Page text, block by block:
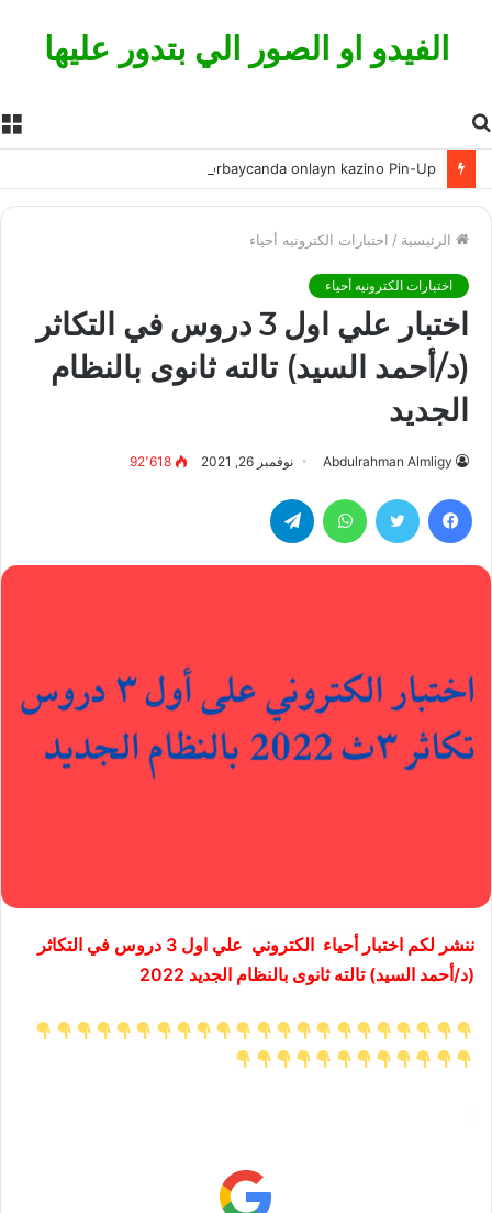
الفيدو او الصور الي بتدور عليها
عن
Pin Up Casino – Azərbaycanda onlayn kazino Pin-Up
الرئيسية / اختبارات الكترونيه أحياء
اختبارات الكترونيه أحياء
اختبار علي اول 3 دروس في التكاثر
(د/أحمد السيد) تالته ثانوى بالنظام
الجديد
Abdulrahman Almligy نوفمبر 26, 2021 92٬618
فيسبوك تويتر واتساب
ننشر لكم اختبار أحياء الكتروني
علي اول 3 دروس في التكاثر
(د/أحمد السيد) تالته ثانوى بالنظام الجديد 2022